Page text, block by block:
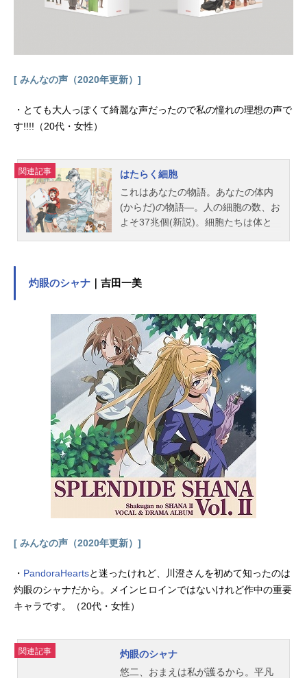
Vアニメスケジュール2018年1月10日
安武人ギルベルト・ブーゲンビリ
ル：遠藤綾ベネディクト・ブルー：
リア・モールバラ：田所あずさティ
ファニー・エヴァーガーデン：沢田
敏子ディートフリート・ブーゲンビ
リア：木内秀信ローランド：各務立
基リリア...
[ みんなの声（2020年更新）]
・とても大人っぽくて綺麗な声だったので私の憧れの理想の声で
す!!!!（20代・女性）
関連記事
はたらく細胞
これはあなたの物語。あなたの体内
(からだ)の物語―。人の細胞の数、お
よそ37兆個(新説)。細胞たちは体と
は、知られざる細胞たちのドラマが
気コミック「はたらく細胞」が待望
のテレビアニメ化!誰もが共感でき
る、体内細胞擬人化ストーリー!作品
名はたらく細胞放送形態TVアニメス
ケジュール2018年7月7日（土）～20
18年9月29日（土）TOKYOMXほか
話数全13話キャスト赤血球：花澤香
菜白血球（好中球）：前野智昭キラ
ーT細胞：小野大輔マクロファージ：
井上喜久子血小板：長縄まりあヘル
パーT細胞：櫻井孝宏制御性T細胞：
早見沙織樹状細胞：岡本信彦記憶細
胞：中村悠一B細胞：千葉翔也好酸
球：M・A・Oマスト細胞（肥満細
肺炎球菌：吉野裕行ナレーション：
（講談社「月刊少年シリウス」連
載）監督：鈴木健一シリーズ構成：
柿原優子脚本：柿原優子 鈴木健一
キャラクターデザイン：吉田隆彦細
室健太サブキャラクターデザイン：
玉置敬子...
灼眼のシャナ ｜吉田一美
[ みんなの声（2020年更新）]
・ PandoraHeartsと迷ったけれど、川澄さんを初めて知ったのは
灼眼のシャナだから。メインヒロインではないけれど作中の重要
キャラです。（20代・女性）
関連記事
灼眼のシャナ
悠二、おまえは私が護るから。平凡